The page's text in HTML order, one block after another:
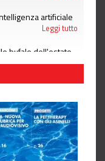
artificiale
Leggi tutto
bufale dell'estate
Leggi tutto